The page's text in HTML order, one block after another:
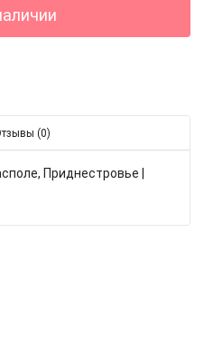
(0)
Приднестровье |